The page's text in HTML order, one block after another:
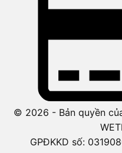
© 2026 - Bản quyền
GPĐKKD số: